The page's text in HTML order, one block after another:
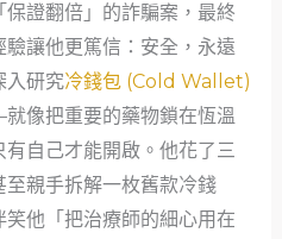
證翻倍」的詐騙案，最終
讓他更篤信：安全，永遠
入研究冷錢包 (Cold Wallet)
像把重要的藥物鎖在恆溫
自己才能開啟。他花了三
親手拆解一枚舊款冷錢
他「把治療師的細心用在